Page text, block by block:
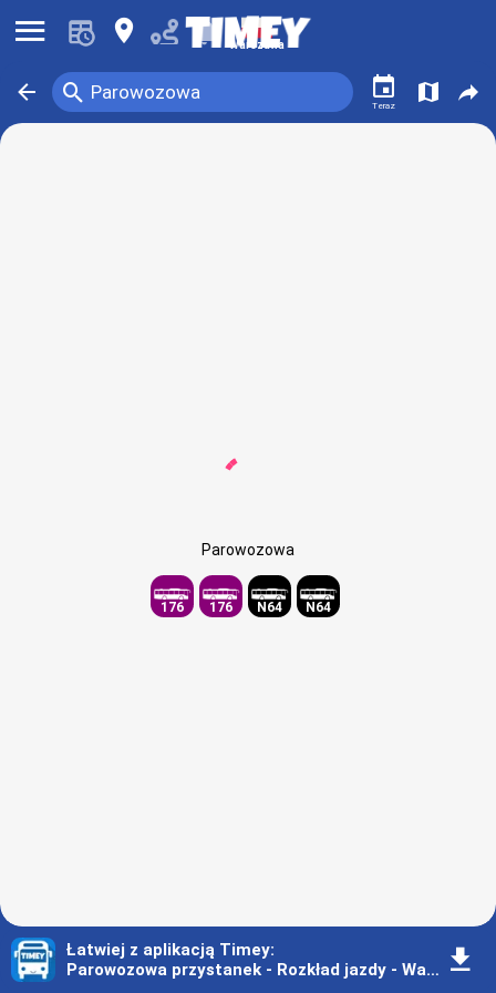
󰍜 󰍎 󰂚 Warszawa
󰁍 Parowozowa
󰍉 󰃭
Teraz
󰍍 󰒖
Parowozowa
176 176 N64 N64
Łatwiej z aplikacją Timey:
Parowozowa przystanek - Rozkład jazdy - Warszawa
󰇚